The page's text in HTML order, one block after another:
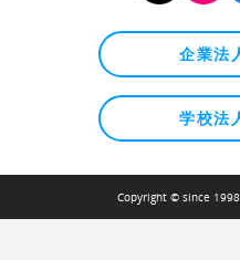
企業法
学校法
Copyright © since